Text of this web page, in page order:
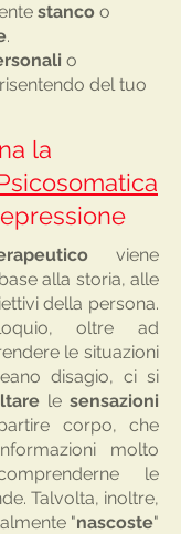
stanco o
.
o
del tuo
la
viene
alla storia, alle
della persona.
oltre ad
le situazioni
disagio, ci si
le sensazioni
corpo, che
molto
le
Talvolta, inoltre,
"nascoste"